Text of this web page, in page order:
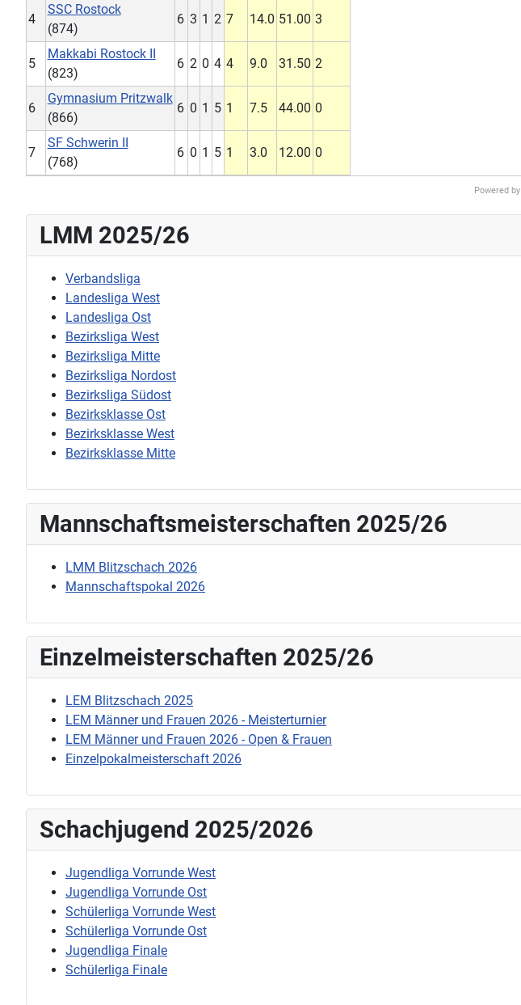
4
SSC Rostock
(874)
6 3 1 2 7 14.0 51.00 3
5
Makkabi Rostock II
(823)
6 2 0 4 4 9.0 31.50 2
6
Gymnasium Pritzwalk
(866)
6 0 1 5 1 7.5 44.00 0
7
SF Schwerin II
(768)
6 0 1 5 1 3.0 12.00 0
Powered by
LMM 2025/26
Verbandsliga
Landesliga West
Landesliga Ost
Bezirksliga West
Bezirksliga Mitte
Bezirksliga Nordost
Bezirksliga Südost
Bezirksklasse Ost
Bezirksklasse West
Bezirksklasse Mitte
Mannschaftsmeisterschaften 2025/26
LMM Blitzschach 2026
Mannschaftspokal 2026
Einzelmeisterschaften 2025/26
LEM Blitzschach 2025
LEM Männer und Frauen 2026 - Meisterturnier
LEM Männer und Frauen 2026 - Open & Frauen
Einzelpokalmeisterschaft 2026
Schachjugend 2025/2026
Jugendliga Vorrunde West
Jugendliga Vorrunde Ost
Schülerliga Vorrunde West
Schülerliga Vorrunde Ost
Jugendliga Finale
Schülerliga Finale